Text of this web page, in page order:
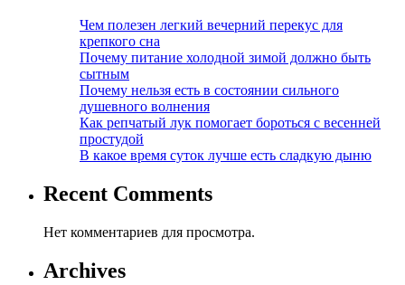
Чем полезен легкий вечерний перекус для
крепкого сна
Почему питание холодной зимой должно быть
сытным
Почему нельзя есть в состоянии сильного
душевного волнения
Как репчатый лук помогает бороться с весенней
простудой
В какое время суток лучше есть сладкую дыню
Recent Comments
Нет комментариев для просмотра.
Archives